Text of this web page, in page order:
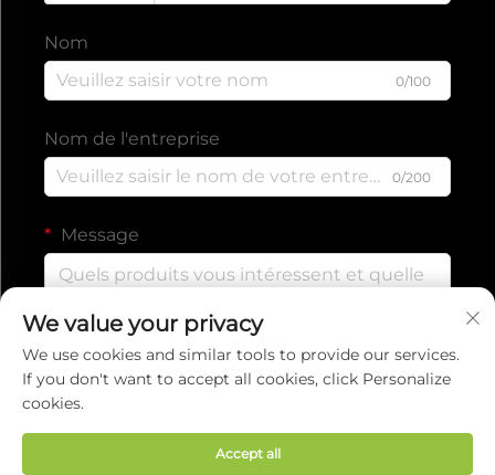
Nom
0/100
Nom de l'entreprise
0/200
Message
We value your privacy
We use cookies and similar tools to provide our services.
If you don't want to accept all cookies, click Personalize
cookies.
Accept all